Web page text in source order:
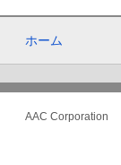
ホーム
AAC Corporation